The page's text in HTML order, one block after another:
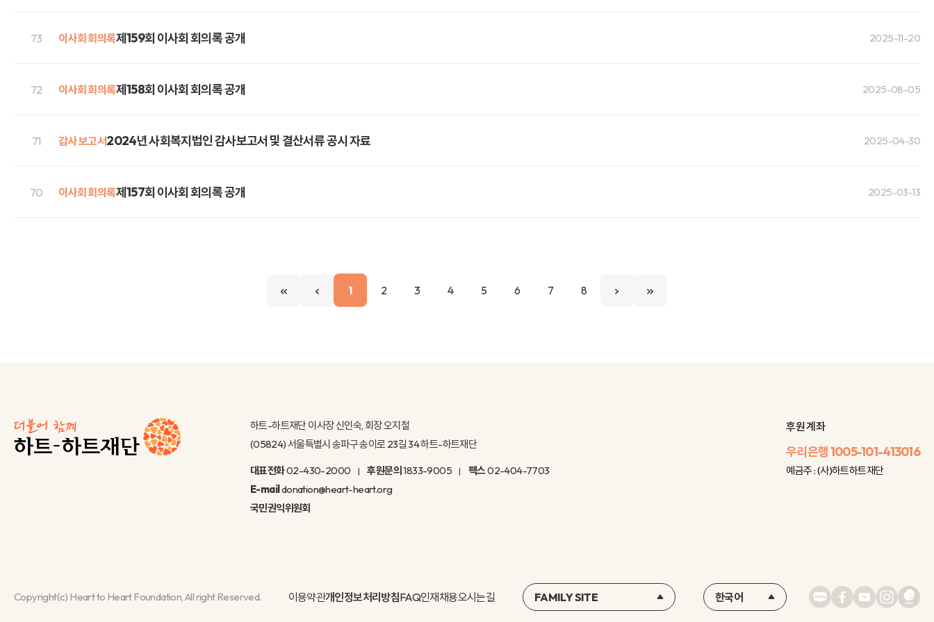
73 이사회 회의록제159회 이사회 회의록 공개 2025-11-20
72 이사회 회의록제158회 이사회 회의록 공개 2025-08-05
71 감사 보고서2024년 사회복지법인 감사보고서 및 결산서류 공시 자료 2025-04-30
70 이사회 회의록제157회 이사회 회의록 공개 2025-03-13
1 2 3 4 5 6 7 8
하트-하트재단 이사장 신인숙, 회장 오지철
(05824) 서울특별시 송파구 송이로 23길 34 하트-하트재단
대표전화02-430-2000 후원문의1833-9005 팩스02-404-7703
E-maildonation@heart-heart.org
국민권익위원회
후원 계좌
우리은행1005-101-413016
예금주 : (사)하트하트재단
Copyright(c) Heart to Heart Foundation, All right Reserved. 이용약관개인정보처리방침FAQ인재채용오시는길 FAMILY SITE 한국어